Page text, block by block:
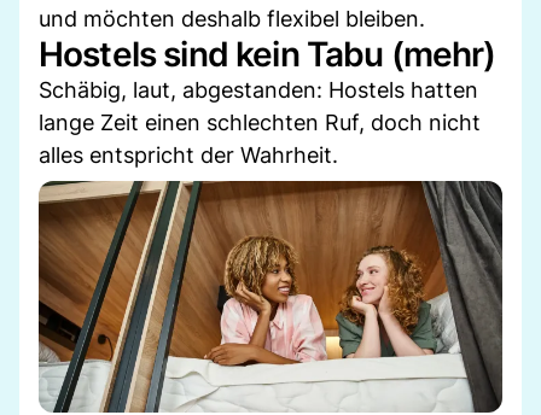
und möchten deshalb flexibel bleiben.
Hostels sind kein Tabu (mehr)
Schäbig, laut, abgestanden: Hostels hatten
lange Zeit einen schlechten Ruf, doch nicht
alles entspricht der Wahrheit.